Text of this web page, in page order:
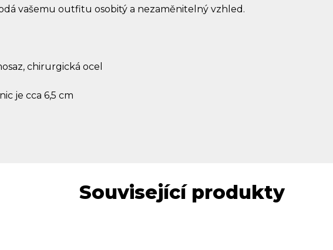
vašemu outfitu osobitý a nezaměnitelný vzhled.
chirurgická ocel
je cca 6,5 cm
Související produkty